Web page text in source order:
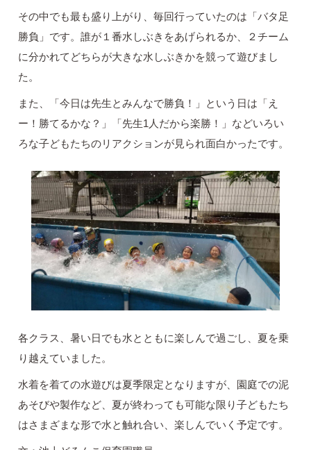
その中でも最も盛り上がり、毎回行っていたのは「バタ足
勝負」です。誰が１番水しぶきをあげられるか、２チーム
に分かれてどちらが大きな水しぶきかを競って遊びまし
た。
また、「今日は先生とみんなで勝負！」という日は「え
ー！勝てるかな？」「先生1人だから楽勝！」などいろい
ろな子どもたちのリアクションが見られ面白かったです。
各クラス、暑い日でも水とともに楽しんで過ごし、夏を乗
り越えていました。
水着を着ての水遊びは夏季限定となりますが、園庭での泥
あそびや製作など、夏が終わっても可能な限り子どもたち
はさまざまな形で水と触れ合い、楽しんでいく予定です。